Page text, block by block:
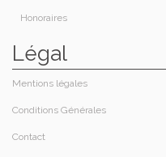
Honoraires​
Légal
Contact
Mentions légales
Conditions Générales